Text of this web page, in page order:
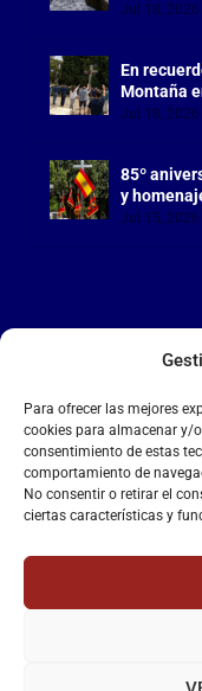
Para ofrecer las mejores
cookies para almacenar y/
consentimiento de estas
comportamiento de
No consentir o retirar el
ciertas características y
Jul 18, 2026
En
Montaña
Jul 18, 2026
85º
y
Jul 15, 2026
LA FALANGE
Reproductor
de
vídeo